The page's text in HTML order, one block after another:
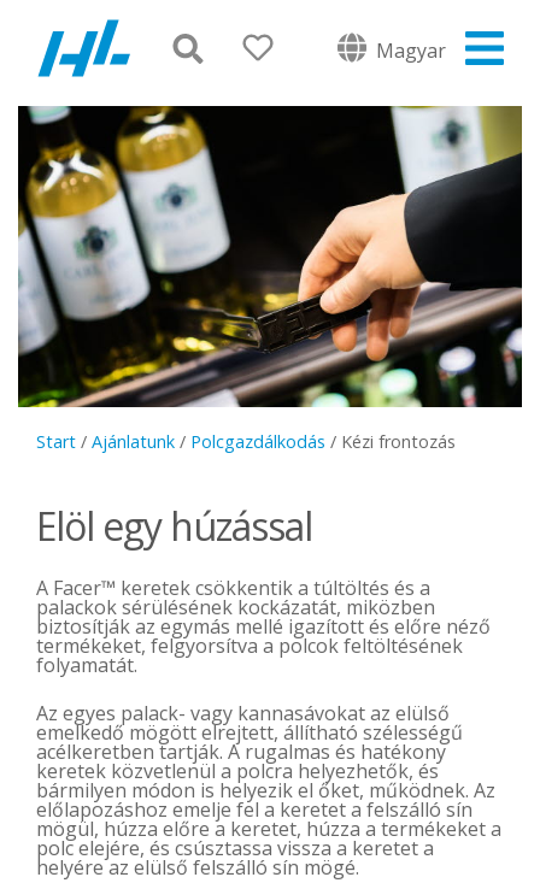
Magyar
Start / Ajánlatunk / Polcgazdálkodás / Kézi frontozás
Elöl egy húzással
A Facer™ keretek csökkentik a túltöltés és a
palackok sérülésének kockázatát, miközben
biztosítják az egymás mellé igazított és előre néző
termékeket, felgyorsítva a polcok feltöltésének
folyamatát.
Az egyes palack- vagy kannasávokat az elülső
emelkedő mögött elrejtett, állítható szélességű
acélkeretben tartják. A rugalmas és hatékony
keretek közvetlenül a polcra helyezhetők, és
bármilyen módon is helyezik el őket, működnek. Az
előlapozáshoz emelje fel a keretet a felszálló sín
mögül, húzza előre a keretet, húzza a termékeket a
polc elejére, és csúsztassa vissza a keretet a
helyére az elülső felszálló sín mögé.